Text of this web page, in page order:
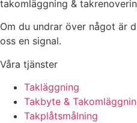
takomläggning &
Om du undrar över något är
oss en signal.
Våra tjänster
Takläggning
Takbyte &
Takplåtsmålning